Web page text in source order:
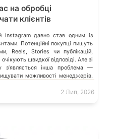
на обробці
клієнтів
Instagram давно став одним із
Потенційні покупці пишуть
Reels, Stories чи публікацій,
швидкої відповіді. Але зі
з’являється інша проблема —
можливості менеджерів.
затримується […]
2 Лип, 2026